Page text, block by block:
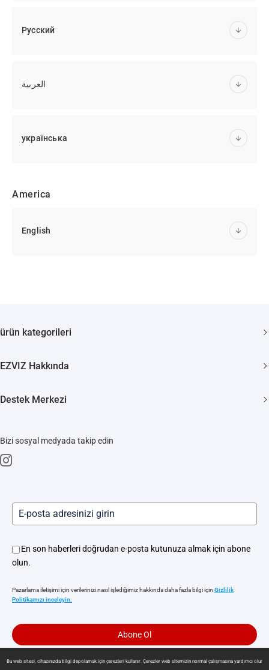
Русский
العربية
українська
America
English
ürün kategorileri
EZVIZ Hakkında
Trust Center
Destek Merkezi
İndir
Akıllı Kilit Servisleri
Yerinde Hizmet
Bizi sosyal medyada takip edin
En son haberleri doğrudan e-posta kutunuza almak için abone
olun.
Pazarlama iletişimi için verilerinizi nasıl işlediğimiz hakkında daha fazla bilgi için Gizlilik
Politikamızı inceleyin.
Abone Ol
Bu web sitesi, cihazınızda bilgi depolamak için çerezleri kullanır. Çerezler web sitemizin normal çalışmasına yardımcı olur